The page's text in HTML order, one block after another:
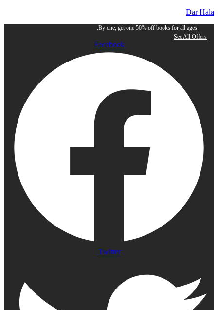
Dar Hala
By one, get one 50% off books for all ages.
See All Offers
Facebook
Twitter